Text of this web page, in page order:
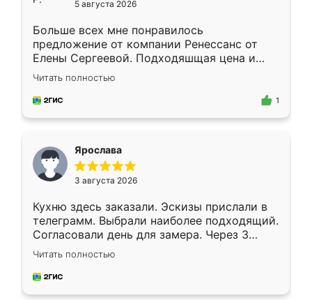
5 августа 2026
Больше всех мне понравилось
предложение от компании Ренессанс от
Елены Сергеевой. Подходяшщая цена и
короткие сроки изготовления. Приехавший
для замера сотрудник Владислав
предложил по моему эскизу самый
Читать полностью
1
Ярослава
3 августа 2026
Кухню здесь заказали. Эскизы прислали в
телеграмм. Выбрали наиболее подходящий.
Согласовали день для замера. Через 3
недели кухня была уже готова. Остались
довольны работой. Спасибо Ренессанс
мебель за качественную работу!
Читать полностью